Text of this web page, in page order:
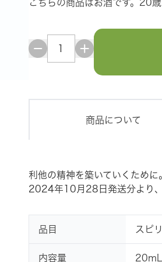
こちらの商品はお酒です。20
商品について
利他の精神を築いていくために
2024年10月28日発送分より、
品目 スピ
内容量 20mL